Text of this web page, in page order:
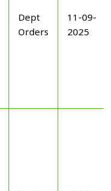
Dept
Orders
11-09-
2025